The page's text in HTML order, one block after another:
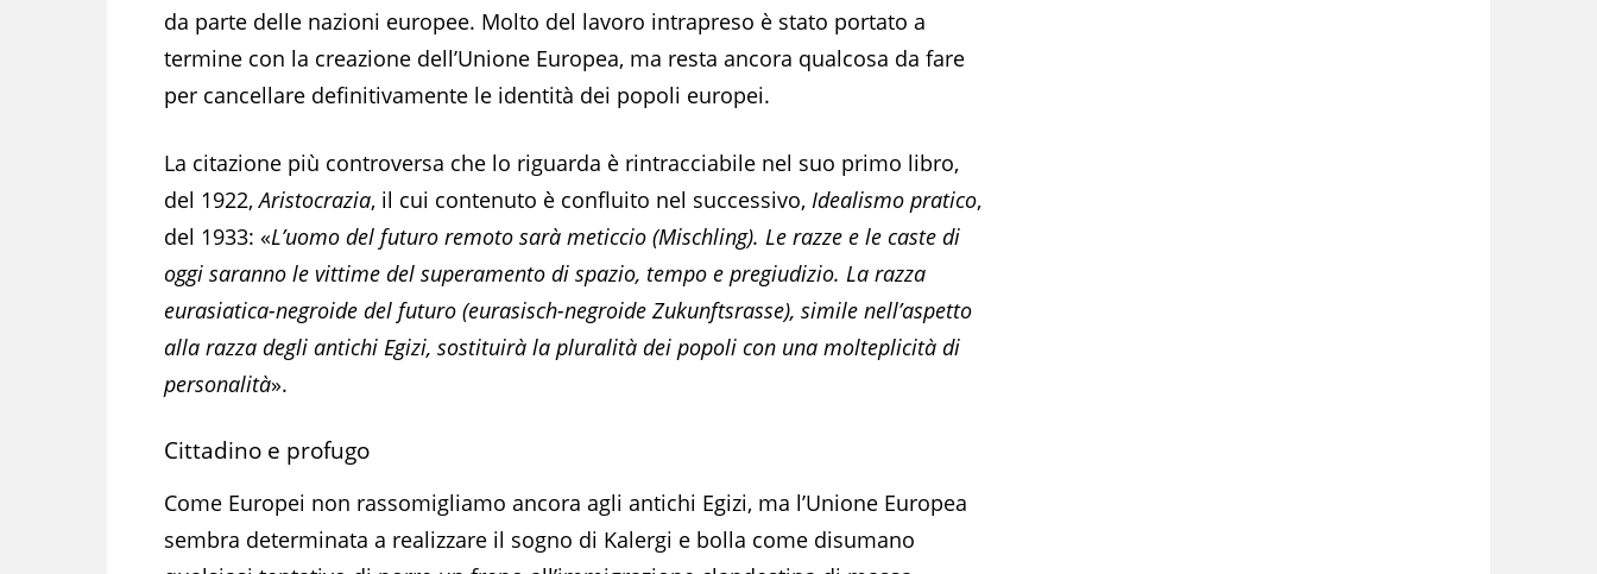
da parte delle nazioni europee. Molto del lavoro intrapreso è stato portato a
termine con la creazione dell’Unione Europea, ma resta ancora qualcosa da fare
per cancellare definitivamente le identità dei popoli europei.
La citazione più controversa che lo riguarda è rintracciabile nel suo primo libro,
del 1922,Aristocrazia, il cui contenuto è confluito nel successivo, Idealismo pratico,
del 1933: «L’uomo del futuro remoto sarà meticcio (Mischling). Le razze e le caste di
oggi saranno le vittime del superamento di spazio, tempo e pregiudizio. La razza
eurasiatica-negroide del futuro (eurasisch-negroide Zukunftsrasse), simile nell’aspetto
alla razza degli antichi Egizi, sostituirà la pluralità dei popoli con una molteplicità di
personalità».
Cittadino e profugo
Come Europei non rassomigliamo ancora agli antichi Egizi, ma l’Unione Europea
sembra determinata a realizzare il sogno di Kalergi e bolla come disumano